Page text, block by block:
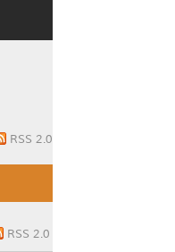
RSS 2.0
RSS 2.0